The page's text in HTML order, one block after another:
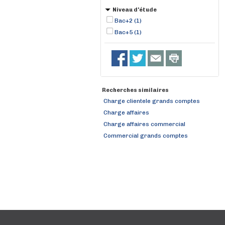
Niveau d'étude
Bac+2 (1)
Bac+5 (1)
Recherches similaires
Charge clientele grands comptes
Charge affaires
Charge affaires commercial
Commercial grands comptes